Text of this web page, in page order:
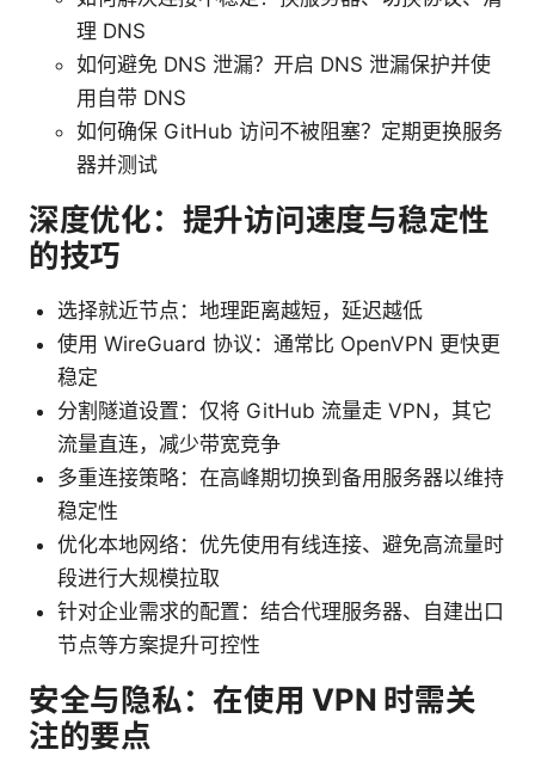
理 DNS
如何避免 DNS 泄漏？开启 DNS 泄漏保护并使
用自带 DNS
如何确保 GitHub 访问不被阻塞？定期更换服务
器并测试
深度优化：提升访问速度与稳定性
的技巧
选择就近节点：地理距离越短，延迟越低
使用 WireGuard 协议：通常比 OpenVPN 更快更
稳定
分割隧道设置：仅将 GitHub 流量走 VPN，其它
流量直连，减少带宽竞争
多重连接策略：在高峰期切换到备用服务器以维持
稳定性
优化本地网络：优先使用有线连接、避免高流量时
段进行大规模拉取
针对企业需求的配置：结合代理服务器、自建出口
节点等方案提升可控性
安全与隐私：在使用 VPN 时需关
注的要点